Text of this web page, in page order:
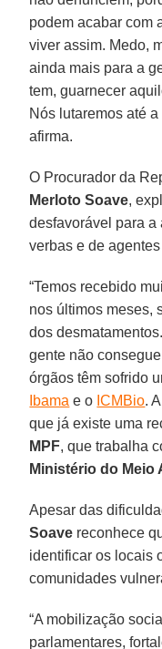
podem acabar com
viver assim. Medo,
ainda mais para a
tem, guarnecer
Nós lutaremos até
afirma.
O Procurador da
Merloto Soave,
desfavorável para a
verbas e de
“Temos recebido
nos últimos meses,
dos
gente não
órgãos têm sofrido
Ibama e o ICMBio.
que já existe uma
MPF, que trabalha
Ministério do Meio
Apesar das
Soave reconhece
identificar os locais
comunidades
“A mobilização
parlamentares,